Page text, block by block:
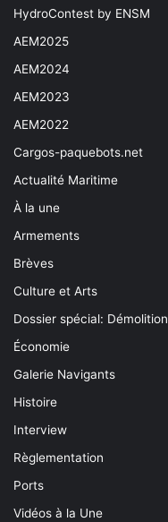
HydroContest by ENSM
AEM2025
AEM2024
AEM2023
AEM2022
Cargos-paquebots.net
Actualité Maritime
À la une
Armements
Brèves
Culture et Arts
Dossier spécial: Démolition
Économie
Galerie Navigants
Histoire
Interview
Règlementation
Ports
Vidéos à la Une